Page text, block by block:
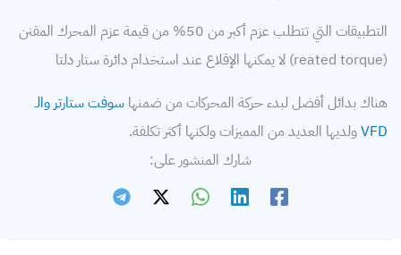
التطبيقات التي تتطلب عزم أكبر من 50% من قيمة عزم المحرك المقنن
(reated torque) لا يمكنها الإقلاع عند استخدام دائرة ستار دلتا
هناك بدائل أفضل لبدء حركة المحركات من ضمنها سوفت ستارتر والـ
VFDولديها العديد من المميزات ولكنها أكثر تكلفة.
شارك المنشور على: